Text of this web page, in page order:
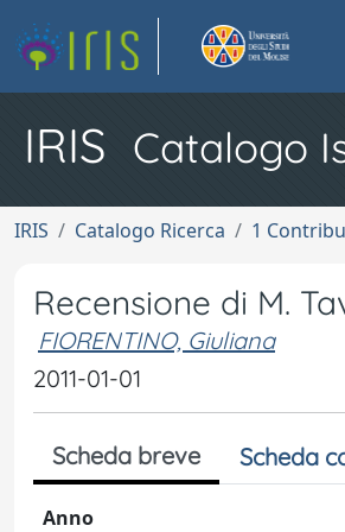
IRIS Catalogo
IRIS Catalogo Ricerca 1
Recensione di M.
FIORENTINO, Giuliana
2011-01-01
Scheda breve Scheda
Anno